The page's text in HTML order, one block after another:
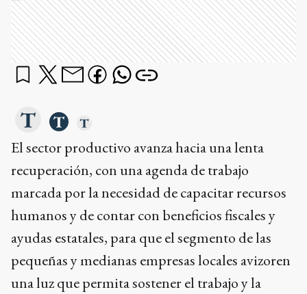
El sector productivo avanza hacia una lenta
recuperación, con una agenda de trabajo
marcada por la necesidad de capacitar recursos
humanos y de contar con beneficios fiscales y
ayudas estatales, para que el segmento de las
pequeñas y medianas empresas locales avizoren
una luz que permita sostener el trabajo y la